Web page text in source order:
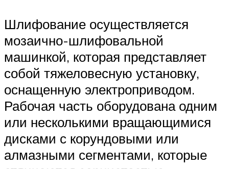
Шлифование осуществляется
мозаично-шлифовальной
машинкой, которая представляет
собой тяжеловесную установку,
оснащенную электроприводом.
Рабочая часть оборудована одним
или несколькими вращающимися
дисками с корундовыми или
алмазными сегментами, которые